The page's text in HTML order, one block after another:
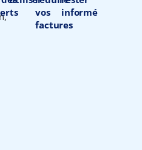
vos
factures
informé